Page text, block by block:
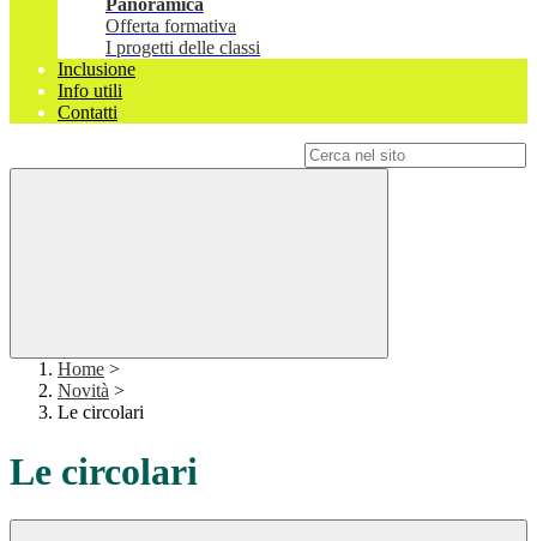
Panoramica
Offerta formativa
I progetti delle classi
Inclusione
Info utili
Contatti
Home >
Novità >
Le circolari
Le circolari